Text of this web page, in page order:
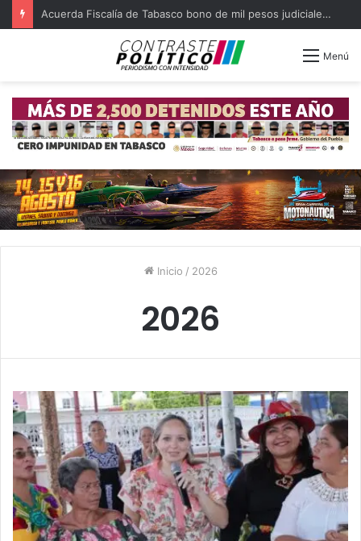
Acuerda Fiscalía de Tabasco bono de mil pesos judiciales quejosos
Menú
Inicio / 2026
2026